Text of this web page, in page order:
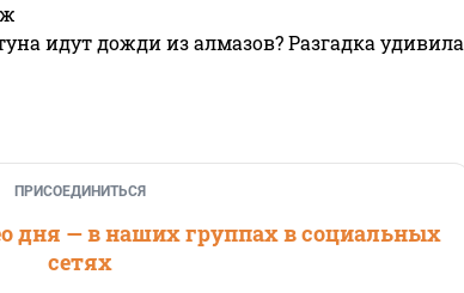
идут дожди из алмазов? Разгадка удивила
ПРИСОЕДИНИТЬСЯ
дня — в наших группах в социальных
сетях